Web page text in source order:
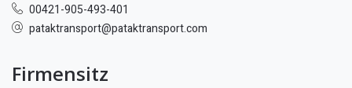
00421-905-493-401
pataktransport@pataktransport.com
Firmensitz